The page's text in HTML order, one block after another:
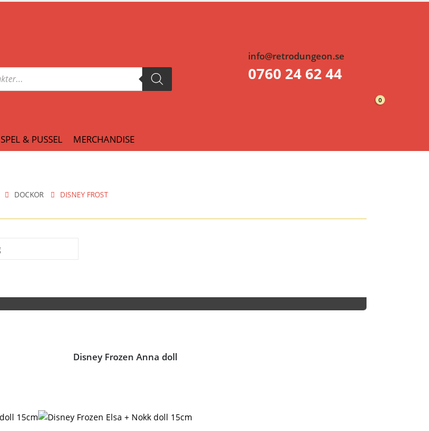
info@retrodungeon.se
0760 24 62 44
0
SPEL & PUSSEL MERCHANDISE
DOCKOR DISNEY FROST
Disney Frozen Anna doll